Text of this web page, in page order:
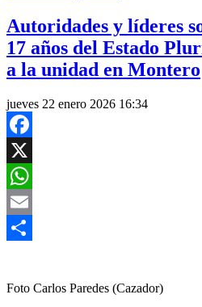
Autoridades y líderes
17 años del Estado
a la unidad en Montero
jueves 22 enero 2026 16:34
Facebook
X
WhatsApp
Email
Foto Carlos Paredes (Cazador)